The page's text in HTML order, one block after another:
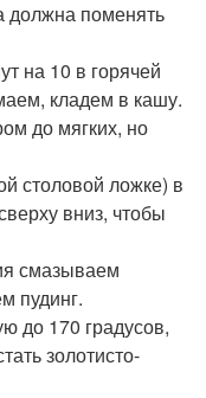
должна поменять
на 10 в горячей
кладем в кашу.
до мягких, но
столовой ложке) в
вниз, чтобы
смазываем
пудинг.
до 170 градусов,
золотисто-